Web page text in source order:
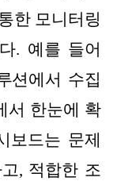
한 모니터링
. 예를 들어
션에서 수집
서 한눈에 확
보드는 문제
, 적합한 조